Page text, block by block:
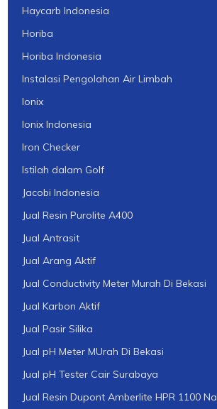
Haycarb Indonesia
Horiba
Horiba Indonesia
Instalasi Pengolahan Air Limbah
Ionix
Ionix Indonesia
Iron Checker
Istilah dalam Golf
Jacobi Indonesia
Jual Resin Purolite A400
Jual Antrasit
Jual Arang Aktif
Jual Conductivity Meter Murah Di Bekasi
Jual Karbon Aktif
Jual Pasir Silika
Jual pH Meter MUrah Di Bekasi
Jual pH Tester Cair Surabaya
Jual Resin Dupont Amberlite HPR 1100 Na